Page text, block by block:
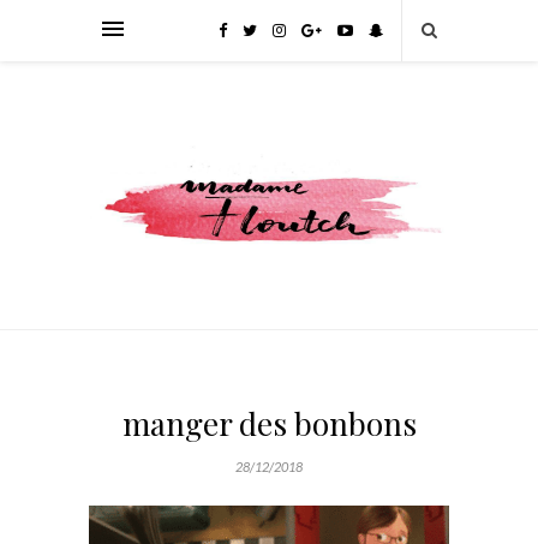
manger des bonbons
28/12/2018